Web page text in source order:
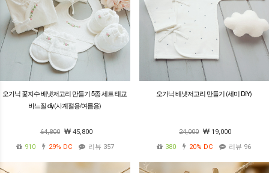
오가닉 꽃자수 배냇저고리 만들기 5종 세트 태교
바느질 diy(사계절용/여름용)
64,800
45,800
910
29% DC 리뷰 357
오가닉 배냇저고리 만들기 (세미 DIY)
24,000
19,000
380
20% DC 리뷰 96